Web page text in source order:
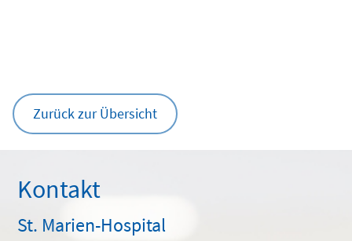
Zurück zur Übersicht
Kontakt
St. Marien-Hospital